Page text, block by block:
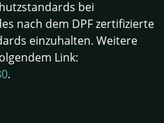
bei
nach dem DPF zertifizierte
einzuhalten. Weitere
Link:
.